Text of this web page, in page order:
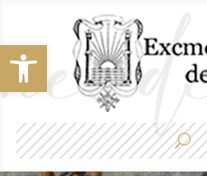
Abrir barra de herramientas